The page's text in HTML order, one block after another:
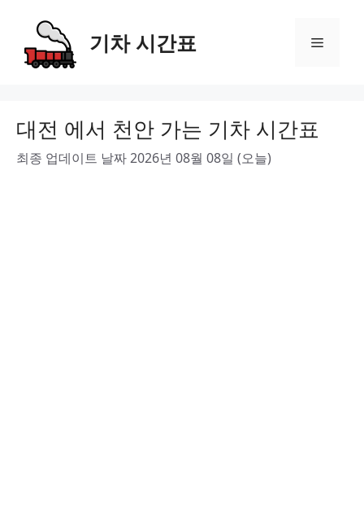
content
기차 시간표 Menu
대전 에서 천안 가는 기차 시간표
최종 업데이트 날짜 2026년 08월 08일 (오늘)